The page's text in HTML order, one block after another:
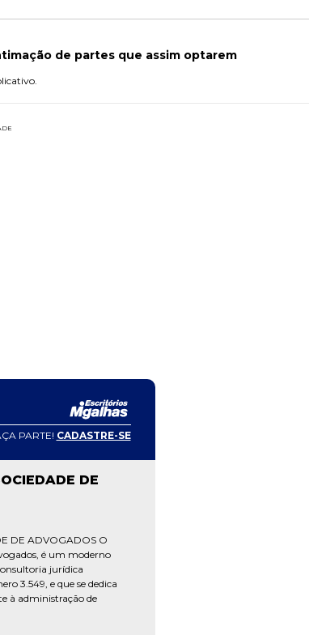
de partes que assim optarem
PARTE! CADASTRE-SE
DE
DE ADVOGADOS O
é um moderno
jurídica
3.549, e que se dedica
à administração de